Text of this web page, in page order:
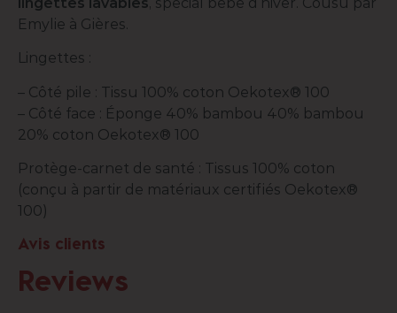
Emylie à Gières.
Lingettes :
– Côté pile : Tissu 100% coton Oekotex® 100
– Côté face : Éponge 40% bambou 40% bambou
20% coton Oekotex® 100
Protège-carnet de santé : Tissus 100% coton
(conçu à partir de matériaux certifiés Oekotex®
100)
Avis clients
Reviews